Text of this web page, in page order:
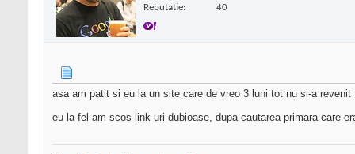
Reputatie: 40
asa am patit si eu la un site care de vreo 3 luni tot nu si-a revenit
eu la fel am scos link-uri dubioase, dupa cautarea primara care